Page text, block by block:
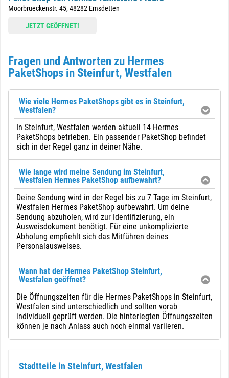
Moorbrueckenstr. 45, 48282 Emsdetten
JETZT GEÖFFNET!
Fragen und Antworten zu Hermes
PaketShops in Steinfurt, Westfalen
Wie viele Hermes PaketShops gibt es in Steinfurt,
Westfalen?
In Steinfurt, Westfalen werden aktuell 14 Hermes
PaketShops betrieben. Ein passender PaketShop befindet
sich in der Regel ganz in deiner Nähe.
Wie lange wird meine Sendung im Steinfurt,
Westfalen Hermes PaketShop aufbewahrt?
Deine Sendung wird in der Regel bis zu 7 Tage im Steinfurt,
Westfalen Hermes PaketShop aufbewahrt. Um deine
Sendung abzuholen, wird zur Identifizierung, ein
Ausweisdokument benötigt. Für eine unkomplizierte
Abholung empfiehlt sich das Mitführen deines
Personalausweises.
Wann hat der Hermes PaketShop Steinfurt,
Westfalen geöffnet?
Die Öffnungszeiten für die Hermes PaketShops in Steinfurt,
Westfalen sind unterschiedlich und sollten vorab
individuell geprüft werden. Die hinterlegten Öffnungszeiten
können je nach Anlass auch noch einmal variieren.
Stadtteile in Steinfurt, Westfalen